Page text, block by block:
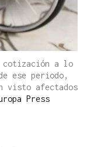
cotización a lo
ese periodo,
visto afectados
Press